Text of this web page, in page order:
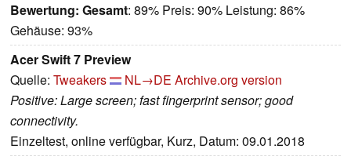
Bewertung: Gesamt: 89% Preis: 90% Leistung: 86%
Gehäuse: 93%
Acer Swift 7 Preview
Quelle: Tweakers NL→DE Archive.org version
Positive: Large screen; fast fingerprint sensor; good
connectivity.
Einzeltest, online verfügbar, Kurz, Datum: 09.01.2018